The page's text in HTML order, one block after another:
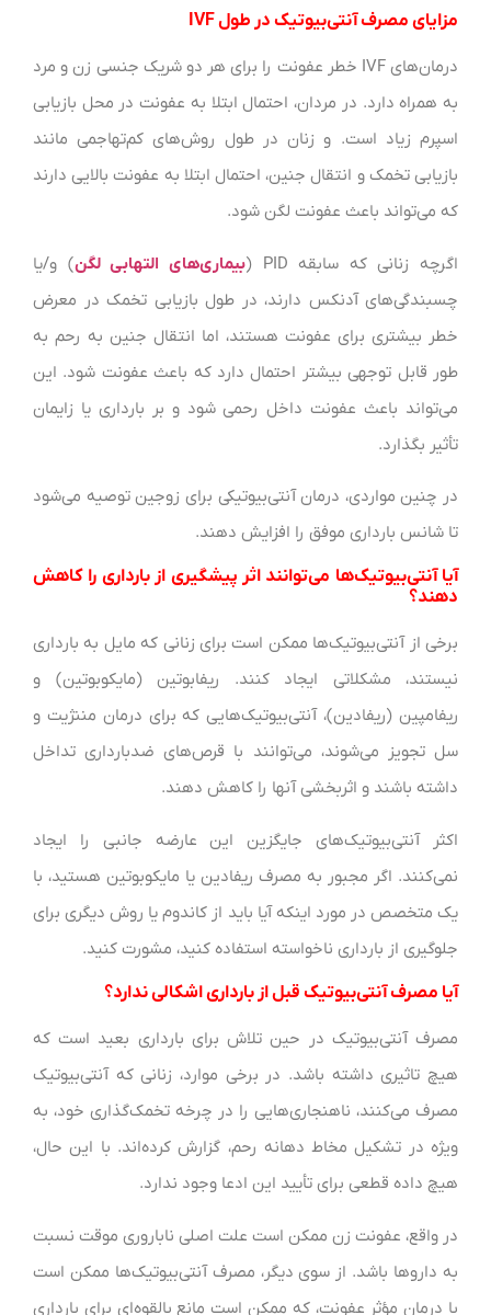
مزایای مصرف آنتی‌بیوتیک در طول IVF
درمان‌های IVF خطر عفونت را برای هر دو شریک جنسی زن و مرد
به همراه دارد. در مردان، احتمال ابتلا به عفونت در محل بازیابی
اسپرم زیاد است. و زنان در طول روش‌های کم‌تهاجمی مانند
بازیابی تخمک و انتقال جنین، احتمال ابتلا به عفونت بالایی دارند
که می‌تواند باعث عفونت لگن شود.
اگرچه زنانی که سابقه PID ( بیماری‌های التهابی لگن) و/یا
چسبندگی‌های آدنکس دارند، در طول بازیابی تخمک در معرض
خطر بیشتری برای عفونت هستند، اما انتقال جنین به رحم به
طور قابل توجهی بیشتر احتمال دارد که باعث عفونت شود. این
می‌تواند باعث عفونت داخل رحمی شود و بر بارداری یا زایمان
تأثیر بگذارد.
در چنین مواردی، درمان آنتی‌بیوتیکی برای زوجین توصیه می‌شود
تا شانس بارداری موفق را افزایش دهند.
آیا آنتی‌بیوتیک‌ها می‌توانند اثر پیشگیری از بارداری را کاهش
دهند؟
برخی از آنتی‌بیوتیک‌ها ممکن است برای زنانی که مایل به بارداری
نیستند، مشکلاتی ایجاد کنند. ریفابوتین (مایکوبوتین) و
ریفامپین (ریفادین)، آنتی‌بیوتیک‌هایی که برای درمان مننژیت و
سل تجویز می‌شوند، می‌توانند با قرص‌های ضدبارداری تداخل
داشته باشند و اثربخشی آنها را کاهش دهند.
اکثر آنتی‌بیوتیک‌های جایگزین این عارضه جانبی را ایجاد
نمی‌کنند. اگر مجبور به مصرف ریفادین یا مایکوبوتین هستید، با
یک متخصص در مورد اینکه آیا باید از کاندوم یا روش دیگری برای
جلوگیری از بارداری ناخواسته استفاده کنید، مشورت کنید.
آیا مصرف آنتی‌بیوتیک قبل از بارداری اشکالی ندارد؟
مصرف آنتی‌بیوتیک در حین تلاش برای بارداری بعید است که
هیچ تاثیری داشته باشد. در برخی موارد، زنانی که آنتی‌بیوتیک
مصرف می‌کنند، ناهنجاری‌هایی را در چرخه تخمک‌گذاری خود، به
ویژه در تشکیل مخاط دهانه رحم، گزارش کرده‌اند. با این حال،
هیچ داده قطعی برای تأیید این ادعا وجود ندارد.
در واقع، عفونت زن ممکن است علت اصلی ناباروری موقت نسبت
به داروها باشد. از سوی دیگر، مصرف آنتی‌بیوتیک‌ها ممکن است
با درمان مؤثر عفونت، که ممکن است مانع بالقوه‌ای برای بارداری